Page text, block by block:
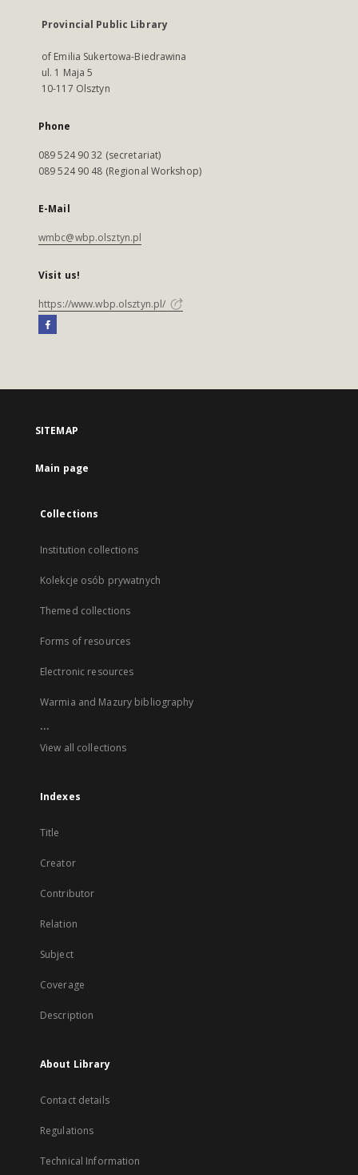
Provincial Public Library
of Emilia Sukertowa-Biedrawina
ul. 1 Maja 5
10-117 Olsztyn
Phone
089 524 90 32 (secretariat)
089 524 90 48 (Regional Workshop)
E-Mail
wmbc@wbp.olsztyn.pl
Visit us!
https://www.wbp.olsztyn.pl/
SITEMAP
Main page
Collections
Institution collections
Kolekcje osób prywatnych
Themed collections
Forms of resources
Electronic resources
Warmia and Mazury bibliography
...
View all collections
Indexes
Title
Creator
Contributor
Relation
Subject
Coverage
Description
About Library
Contact details
Regulations
Technical Information